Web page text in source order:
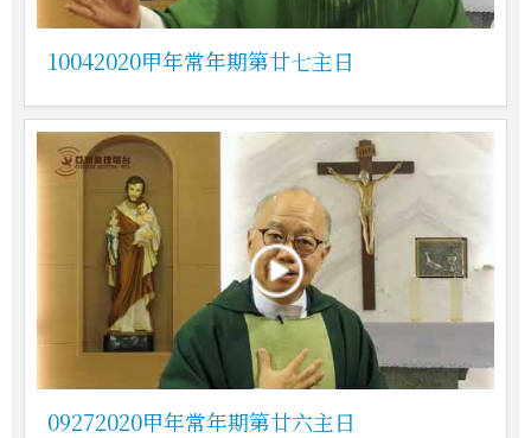
10042020甲年常年期第廿七主日
09272020甲年常年期第廿六主日